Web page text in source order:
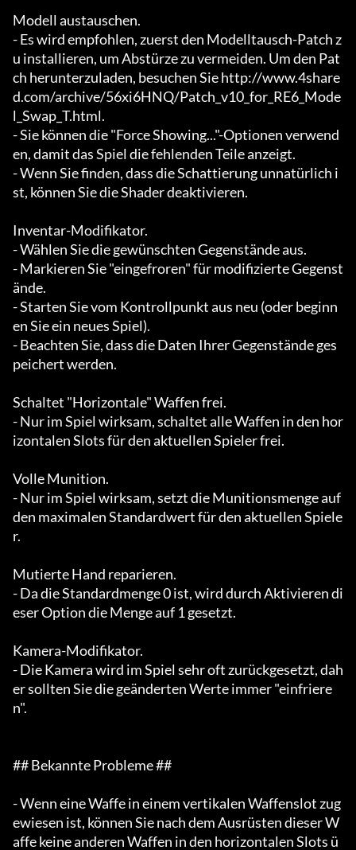
Modell austauschen.
- Es wird empfohlen, zuerst den Modelltausch-Patch z
u installieren, um Abstürze zu vermeiden. Um den Pat
ch herunterzuladen, besuchen Sie http://www.4share
d.com/archive/56xi6HNQ/Patch_v10_for_RE6_Mode
l_Swap_T.html.
- Sie können die "Force Showing..."-Optionen verwend
en, damit das Spiel die fehlenden Teile anzeigt.
- Wenn Sie finden, dass die Schattierung unnatürlich i
st, können Sie die Shader deaktivieren.
Inventar-Modifikator.
- Wählen Sie die gewünschten Gegenstände aus.
- Markieren Sie "eingefroren" für modifizierte Gegenst
ände.
- Starten Sie vom Kontrollpunkt aus neu (oder beginn
en Sie ein neues Spiel).
- Beachten Sie, dass die Daten Ihrer Gegenstände ges
peichert werden.
Schaltet "Horizontale" Waffen frei.
- Nur im Spiel wirksam, schaltet alle Waffen in den hor
izontalen Slots für den aktuellen Spieler frei.
Volle Munition.
- Nur im Spiel wirksam, setzt die Munitionsmenge auf
den maximalen Standardwert für den aktuellen Spiele
r.
Mutierte Hand reparieren.
- Da die Standardmenge 0 ist, wird durch Aktivieren di
eser Option die Menge auf 1 gesetzt.
Kamera-Modifikator.
- Die Kamera wird im Spiel sehr oft zurückgesetzt, dah
er sollten Sie die geänderten Werte immer "einfriere
n".
## Bekannte Probleme ##
- Wenn eine Waffe in einem vertikalen Waffenslot zug
ewiesen ist, können Sie nach dem Ausrüsten dieser W
affe keine anderen Waffen in den horizontalen Slots ü